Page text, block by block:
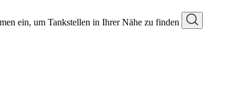
ein, um Tankstellen in Ihrer Nähe zu finden